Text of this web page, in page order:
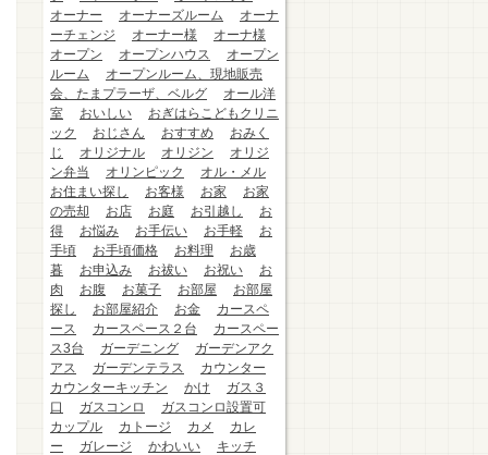
オーナー
オーナーズルーム
オーナ
ーチェンジ
オーナー様
オーナ様
オープン
オープンハウス
オープン
ルーム
オープンルーム、現地販売
会、たまプラーザ、ベルグ
オール洋
室
おいしい
おぎはらこどもクリニ
ック
おじさん おすすめ
おみく
じ
オリジナル オリジン
オリジ
ン弁当
オリンピック
オル・メル
お住まい探し
お客様 お家
お家
の売却
お店 お庭 お引越し
お
得
お悩み お手伝い お手軽
お
手頃
お手頃価格 お料理
お歳
暮
お申込み お祓い お祝い
お
肉
お腹 お菓子 お部屋
お部屋
探し
お部屋紹介 お金
カースペ
ース
カースペース２台
カースペー
ス3台
ガーデニング
ガーデンアク
アス
ガーデンテラス
カウンター
カウンターキッチン
かけ
ガス３
口
ガスコンロ
ガスコンロ設置可
カップル
カトージ カメ
カレ
ー
ガレージ かわいい
キッチ